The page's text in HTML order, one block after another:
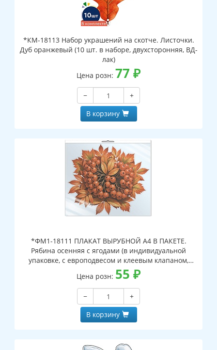
*КМ-18113 Набор украшений на скотче. Листочки.
Дуб оранжевый (10 шт. в наборе, двухсторонняя, ВД-
лак)
Цена розн: 77 ₽
−
+
В корзину
*ФМ1-18111 ПЛАКАТ ВЫРУБНОЙ А4 В ПАКЕТЕ.
Рябина осенняя с ягодами (в индивидуальной
упаковке, с европодвесом и клеевым клапаном,
двухсторонний, ВД-лак)
Цена розн: 55 ₽
−
+
В корзину